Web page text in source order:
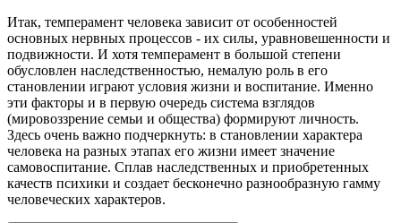
Итак, темперамент человека зависит от особенностей
основных нервных процессов - их силы, уравновешенности и
подвижности. И хотя темперамент в большой степени
обусловлен наследственностью, немалую роль в его
становлении играют условия жизни и воспитание. Именно
эти факторы и в первую очередь система взглядов
(мировоззрение семьи и общества) формируют личность.
Здесь очень важно подчеркнуть: в становлении характера
человека на разных этапах его жизни имеет значение
самовоспитание. Сплав наследственных и приобретенных
качеств психики и создает бесконечно разнообразную гамму
человеческих характеров.